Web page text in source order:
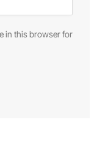
in this browser for